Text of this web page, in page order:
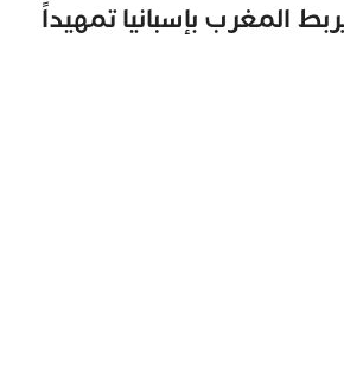
المغرب بإسبانيا تمهيداً